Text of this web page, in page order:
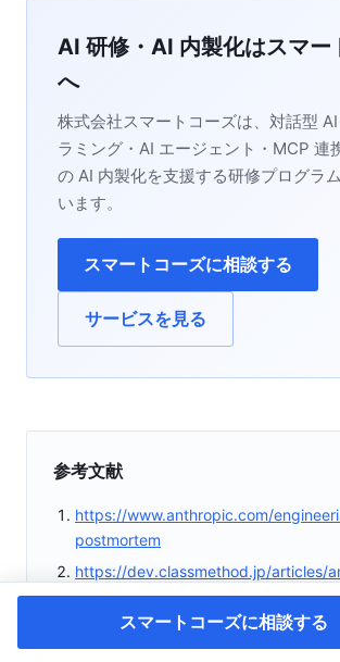
AI 研修・AI 内製化はスマー
へ
株式会社スマートコーズは、対話型
ラミング・AI エージェント・MCP 連
の AI 内製化を支援する研修プログラ
います。
スマートコーズに相談する
サービスを見る
参考文献
https://www.anthropic.com/
postmortem
https://dev.classmethod.jp/articles/
260412/
https://www.youtube.com/
o
スマートコーズに相談する